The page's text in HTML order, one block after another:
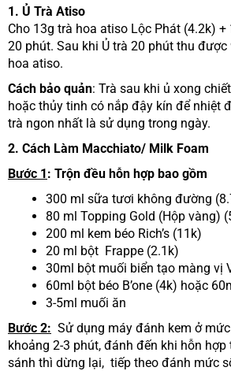
1. Ủ Trà Atiso
Cho 13g trà hoa atiso Lộc Phát (4.2k)
20 phút. Sau khi Ủ trà 20 phút thu
hoa atiso.
Cách bảo quản: Trà sau khi ủ xong
hoặc thủy tinh có nắp đậy kín để nhiệt
trà ngon nhất là sử dụng trong ngày.
2. Cách Làm Macchiato/ Milk Foam
Bước 1: Trộn đều hỗn hợp bao gồm
300 ml sữa tươi không đường
80 ml Topping Gold (Hộp vàng)
200 ml kem béo Rich’s (11k)
20 ml bột Frappe (2.1k)
30ml bột muối biển tạo màng vị
60ml bột béo B’one (4k) hoặc
3-5ml muối ăn
Bước 2: Sử dụng máy đánh kem ở
khoảng 2-3 phút, đánh đến khi hỗn hợp
sánh thì dừng lại, tiếp theo đánh mức